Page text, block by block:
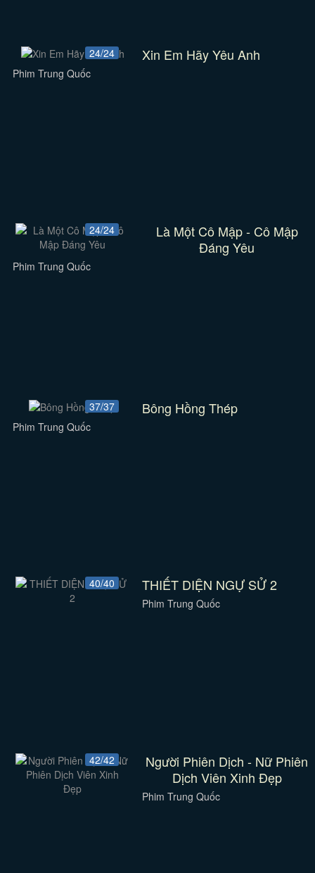
24/24 Xin Em Hãy Yêu Anh
Phim Trung Quốc
24/24
Là Một Cô Mập - Cô Mập
Đáng Yêu
Phim Trung Quốc
37/37 Bông Hồng Thép
Phim Trung Quốc
40/40 THIẾT DIỆN NGỰ SỬ 2
Phim Trung Quốc
42/42
Người Phiên Dịch - Nữ Phiên
Dịch Viên Xinh Đẹp
Phim Trung Quốc